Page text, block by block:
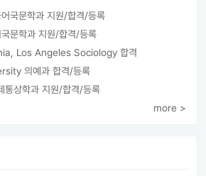
국문학과 지원/합격/등록
문학과 지원/합격/등록
Los Angeles Sociology 합격
의예과 합격/등록
상학과 지원/합격/등록
more >